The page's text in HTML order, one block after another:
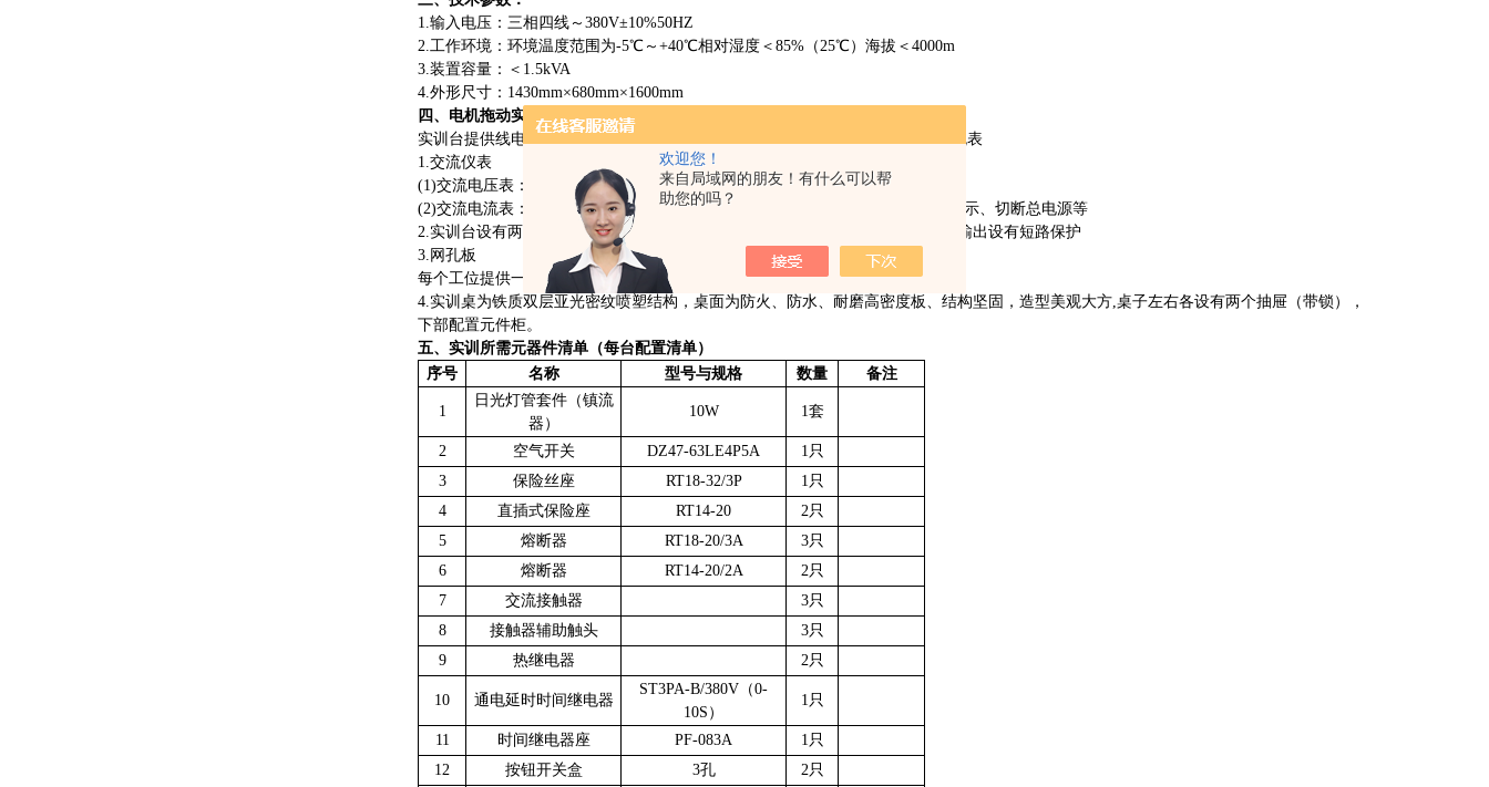
欢迎您！
来自局域网的朋友！有什么可以帮
助您的吗？
1.输入电压：三相四线～380V±10%50HZ
2.工作环境：环境温度范围为-5℃～+40℃相对湿度＜85%（25℃）海拔＜4000m
3.装置容量：＜1.5kVA
4.外形尺寸：1430mm×680mm×1600mm
四、 电机拖动实训装置基本配置：
实训台提供线电压
380V和相电压220V两种电源、单相电源插座、交流电压、电流表
1.交流仪表
(1)交流电压表：0～500V带镜面交流电压表二只，精度1.0级
(2)交流电流表：0～5A带镜面交流电流表二只，精度1.0级，具有超量程报警、指示、切断总电源等
2.实训台设有两组电源通过启、停按钮控制电源的输出，并设有急停按钮。电源输出设有短路保护
3.网孔板
每个工位提供一张网孔板（2张），尺寸660mm*600mm。
4.实训桌为铁质双层亚光密纹喷塑结构，桌面为防火、防水、耐磨高密度板、结构坚固，造型美观大方,桌子左右各设有两个抽屉（带锁），
下部配置元件柜。
五、实训所需元器件清单（每台配置清单）
序号
名称 型号与规格 数量 备注
1
日光灯管套件（镇流
器）
10W 1套
2 空气开关 DZ47-63LE4P5A
1只
3
保险丝座 RT18-32/3P
1只
4
直插式保险座 RT14-20
2只
5
熔断器 RT18-20/3A
3只
6
熔断器 RT14-20/2A
2只
7
交流接触器
3只
8
接触器辅助触头
3只
9
热继电器 2只
10 通电延时时间继电器
ST3PA-B/380V（0-
10S）
1只
11 时间继电器座 PF-083A
1只
12
按钮开关盒 3孔
2只